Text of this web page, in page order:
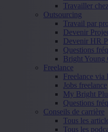
Travailler
Outsourcing
Travail par
Devenir
Devenir HR
Questions
Bright Young
Freelance
Freelance via
Jobs freelance
My Bright
Questions
Conseils de carrière
Tous les
Tous les